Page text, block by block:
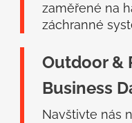
zaměřené na
záchranné
Outdoor &
Business
Navštivte nás